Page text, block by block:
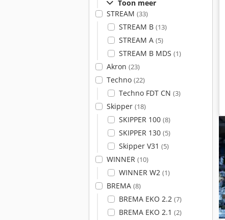
Toon meer
STREAM (33)
STREAM B (13)
STREAM A (5)
STREAM B MDS (1)
Akron (23)
Techno (22)
Techno FDT CN (3)
Skipper (18)
SKIPPER 100 (8)
SKIPPER 130 (5)
Skipper V31 (5)
WINNER (10)
WINNER W2 (1)
BREMA (8)
BREMA EKO 2.2 (7)
BREMA EKO 2.1 (2)